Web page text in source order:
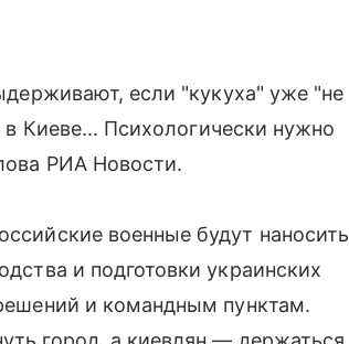
если "кукуха" уже "не
Киеве... Психологически нужно
РИА Новости.
военные будут наносить
и подготовки украинских
и командным пунктам.